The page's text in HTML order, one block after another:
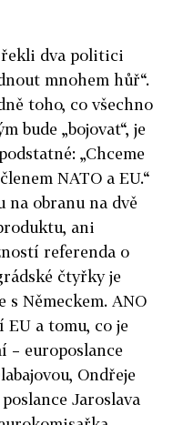
řekli dva politici
mnohem hůř“.
toho, co všechno
bude „bojovat“, je
„Chceme
NATO a EU.“
na obranu na dvě
ani
referenda o
čtyřky je
s Německem. ANO
a tomu, co je
– europoslance
Ondřeje
Jaroslava